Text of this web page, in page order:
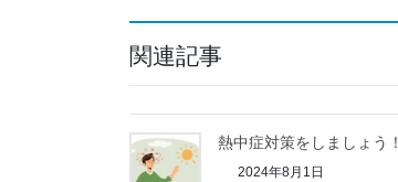
関連記事
熱中症対策をしましょう！
2024年8月1日